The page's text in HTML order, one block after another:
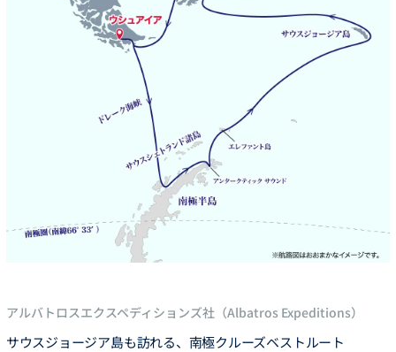
アルバトロスエクスペディションズ社（Albatros Expeditions）
サウスジョージア島も訪れる、南極クルーズベストルート